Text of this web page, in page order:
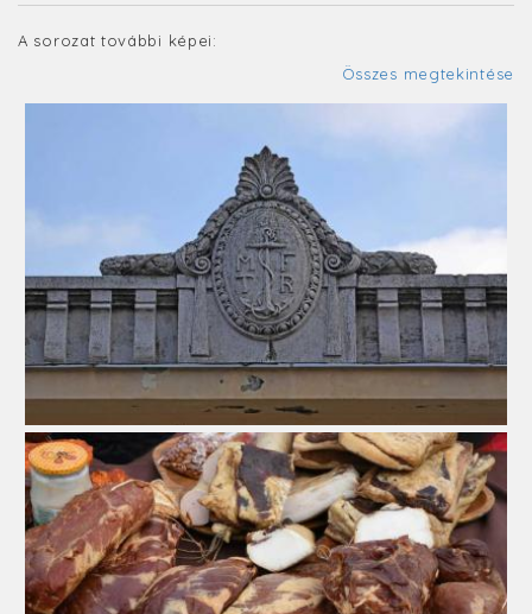
A sorozat további képei:
Összes megtekintése